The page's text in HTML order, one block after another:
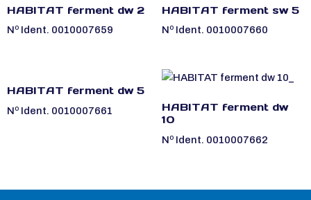
HABITAT ferment dw 2
Nº Ident. 0010007659
HABITAT ferment sw 5
Nº Ident. 0010007660
HABITAT ferment dw 5
Nº Ident. 0010007661
HABITAT ferment dw
10
Nº Ident. 0010007662